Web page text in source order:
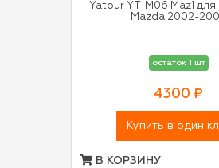
Yatour YT-M06 Maz1 для
Mazda 2002-
остаток 1 шт
4300 ₽
Купить в один
В КОРЗИНУ